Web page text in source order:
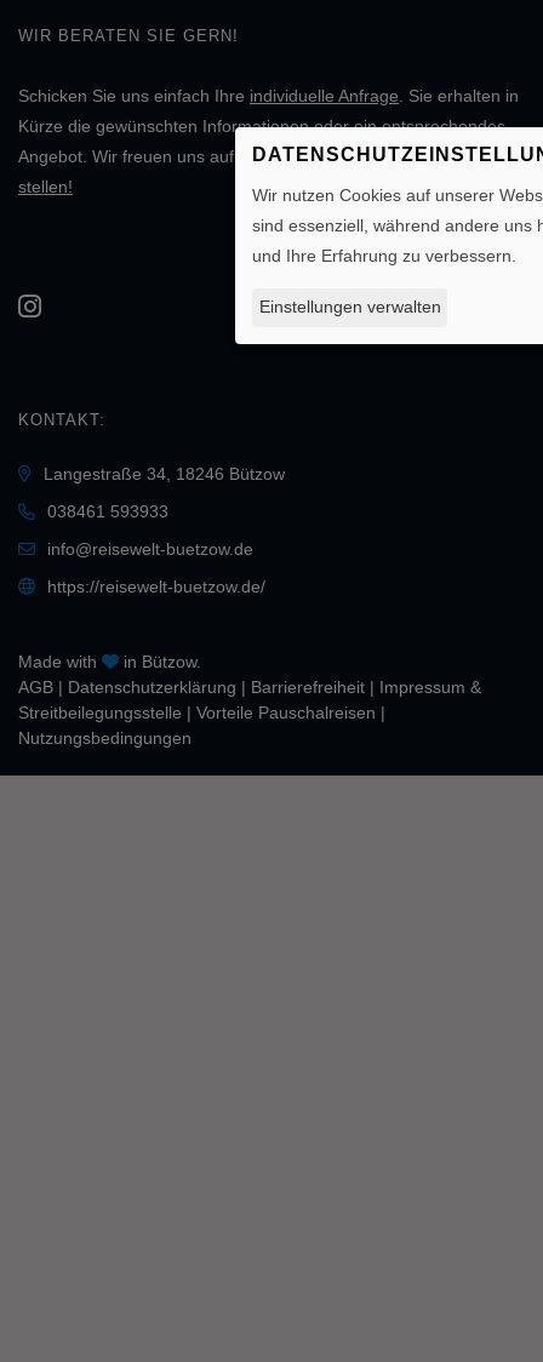
WIR BERATEN SIE GERN!
Schicken Sie uns einfach Ihre individuelle Anfrage . Sie erhalten in
Kürze die gewünschten Informationen oder ein entsprechendes
Angebot. Wir freuen uns auf Ihre Nachricht. Individuelle Anfrage
stellen!
KONTAKT:
Langestraße 34, 18246 Bützow
038461 593933
info@reisewelt-buetzow.de
https://reisewelt-buetzow.de/
Made with
in Bützow.
AGB | Daten­schutz­erklärung | Barrierefreiheit | Impressum &
Streitbeilegungsstelle | Vorteile Pauschalreisen |
Nutzungsbedingungen
Wir nutzen Cookies auf unserer
sind essenziell, während andere uns
und Ihre Erfahrung zu verbessern.
Einstellungen verwalten